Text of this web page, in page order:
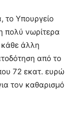
το Υπουργείο
πολύ νωρίτερα
άλλη
από το
72 εκατ. ευρώ
τον καθαρισμό